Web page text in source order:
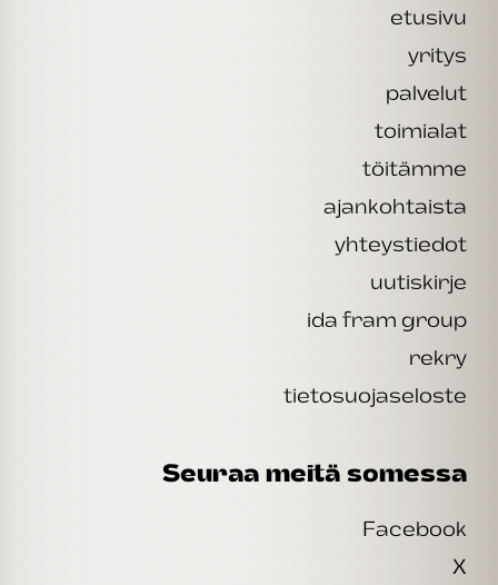
etusivu
yritys
palvelut
toimialat
töitämme
ajankohtaista
yhteystiedot
uutiskirje
ida fram group
rekry
tietosuojaseloste
Seuraa meitä somessa
Facebook
X